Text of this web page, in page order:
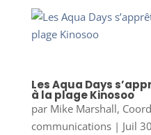
Les Aqua Days
à la plage Kinosoo
par Mike Marshall,
communications| Juil